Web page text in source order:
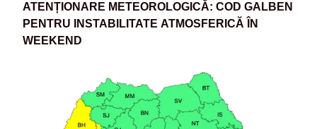
ATENȚIONARE METEOROLOGICĂ: COD GALBEN
PENTRU INSTABILITATE ATMOSFERICĂ ÎN
WEEKEND